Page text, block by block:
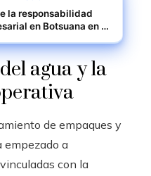
la responsabilidad
en Botsuana en la
agua y la
de empaques y
empezado a
con la